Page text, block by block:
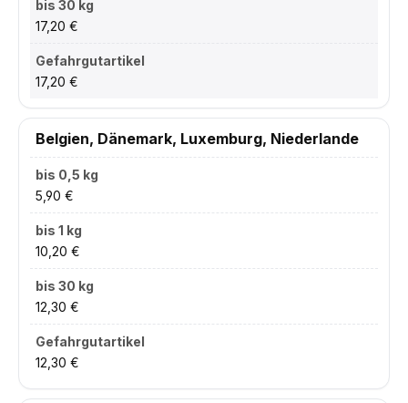
17,20 €
17,20 €
Belgien, Dänemark, Luxemburg, Niederlande
5,90 €
10,20 €
12,30 €
12,30 €